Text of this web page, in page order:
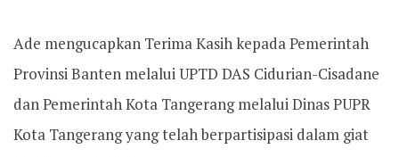
Ade mengucapkan Terima Kasih kepada Pemerintah
Provinsi Banten melalui UPTD DAS Cidurian-Cisadane
dan Pemerintah Kota Tangerang melalui Dinas PUPR
Kota Tangerang yang telah berpartisipasi dalam giat